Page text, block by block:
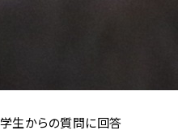
生からの質問に回答